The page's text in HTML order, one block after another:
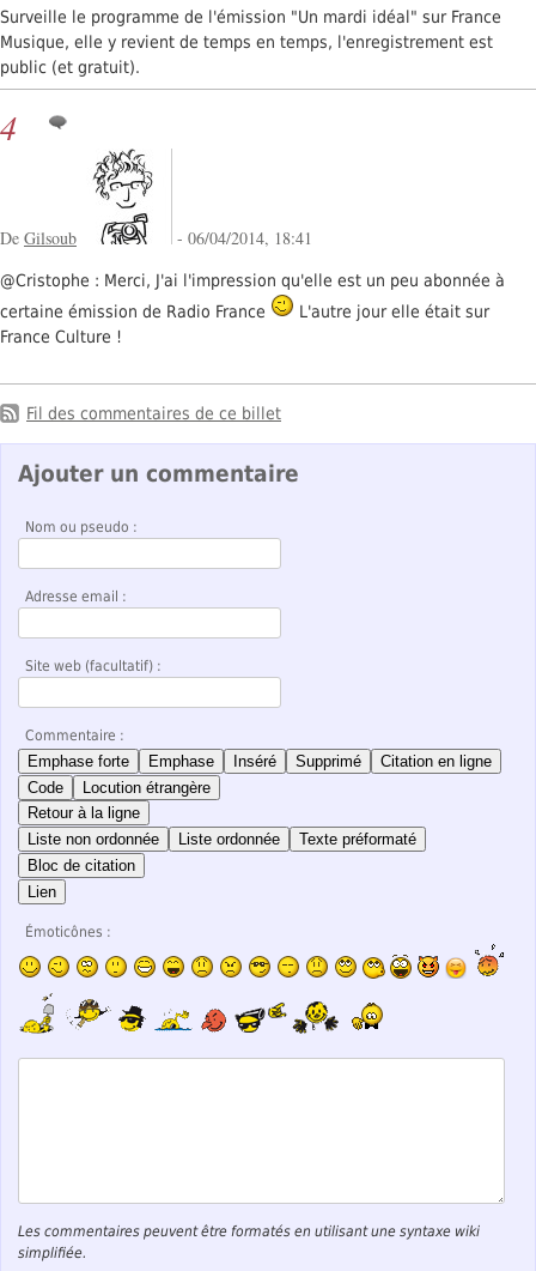
Surveille le programme de l'émission "Un mardi idéal" sur France
Musique, elle y revient de temps en temps, l'enregistrement est
public (et gratuit).
4
De Gilsoub - 06/04/2014, 18:41
@Cristophe : Merci, J'ai l'impression qu'elle est un peu abonnée à
certaine émission de Radio France
L'autre jour elle était sur
France Culture !
Fil des commentaires de ce billet
Ajouter un commentaire
Nom ou pseudo :
Adresse email :
Site web (facultatif) :
Commentaire :
Emphase forte Emphase Inséré Supprimé
Citation en ligne
Code
Locution étrangère
Retour à la ligne
Liste non ordonnée
Liste ordonnée
Texte préformaté
Bloc de citation
Lien
Émoticônes :
Les commentaires peuvent être formatés en utilisant une syntaxe wiki
simplifiée.